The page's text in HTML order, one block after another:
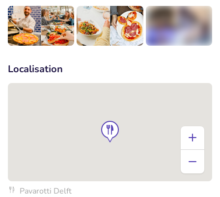
Localisation
Pavarotti Delft